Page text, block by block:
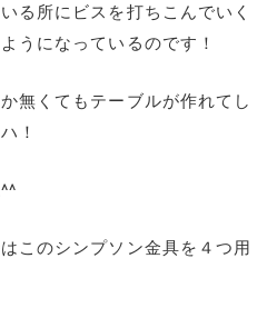
る所にビスを打ちこんでいく
うになっているのです！
無くてもテーブルが作れてし
！
このシンプソン金具を４つ用